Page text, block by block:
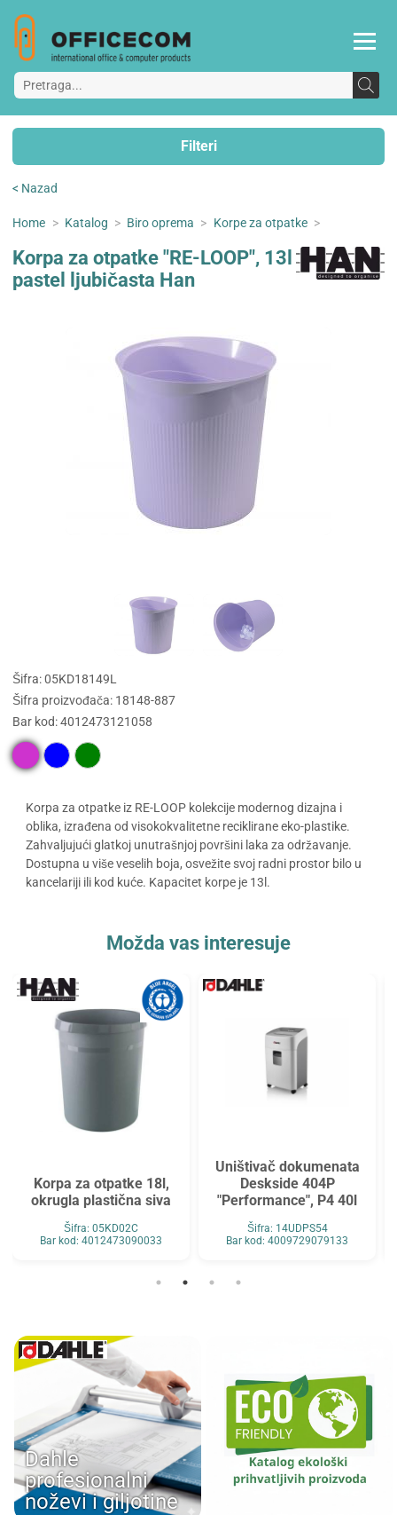
Filteri
< Nazad
Home > Katalog > Biro oprema > Korpe za otpatke >
Korpa za otpatke "RE-LOOP", 13l
pastel ljubičasta Han
Šifra: 05KD18149L
Šifra proizvođača: 18148-887
Bar kod: 4012473121058
Korpa za otpatke iz RE-LOOP kolekcije modernog dizajna i
oblika, izrađena od visokokvalitetne reciklirane eko-plastike.
Zahvaljujući glatkoj unutrašnjoj površini laka za održavanje.
Dostupna u više veselih boja, osvežite svoj radni prostor bilo u
kancelariji ili kod kuće. Kapacitet korpe je 13l.
Možda vas interesuje
Korpa za otpatke 18l,
okrugla plastična siva
Šifra: 05KD02C
Bar kod: 4012473090033
Uništivač dokumenata
Deskside 404P
"Performance", P4 40l
Šifra: 14UDPS54
Bar kod: 4009729079133
Dahle
profesionalni
noževi i giljotine